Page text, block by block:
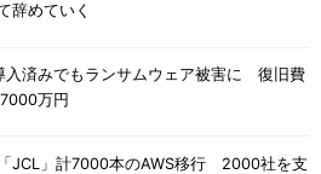
辞めていく
入済みでもランサムウェア被害に 復旧費
万円
「JCL」計7000本のAWS移行 2000社を支